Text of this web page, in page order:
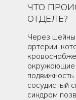
ЧТО
ОТДЕЛЕ?
Через
артерии,
окружающие
сосудистый
синдром